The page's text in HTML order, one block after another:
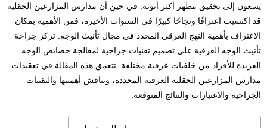
يسعون إلى تحقيق مظهر أكثر أنوثة. في حين أن مدارس المزارعين الحقلية
قد اكتسبت اعترافًا ونجاحًا كبيرًا في السنوات الأخيرة، فمن الأهمية بمكان
الاعتراف بأهمية النهج العرقي المحدد في مجال تأنيث الوجه. تركز جراحة
تأنيث الوجه العرقية على تصميم تقنيات جراحية لمعالجة خصائص الوجه
الفريدة للأفراد من خلفيات عرقية مختلفة. تتعمق هذه المقالة في تعقيدات
مدارس المزارعين الحقلية العرقية المحددة، وتناقش أهميتها والتقنيات
الجراحية والاعتبارات والنتائج المتوقعة.